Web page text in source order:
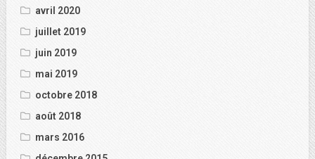
avril 2020
juillet 2019
juin 2019
mai 2019
octobre 2018
août 2018
mars 2016